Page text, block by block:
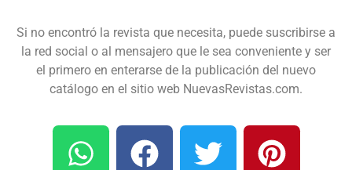
Si no encontró la revista que necesita, puede suscribirse a
la red social o al mensajero que le sea conveniente y ser
el primero en enterarse de la publicación del nuevo
catálogo en el sitio web NuevasRevistas.com.